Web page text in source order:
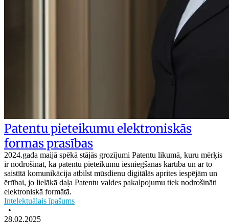
Patentu pieteikumu elektroniskās
formas prasības
2024.gada maijā spēkā stājās grozījumi Patentu likumā, kuru mērķis
ir nodrošināt, ka patentu pieteikumu iesniegšanas kārtība un ar to
saistītā komunikācija atbilst mūsdienu digitālās aprites iespējām un
ērtībai, jo lielākā daļa Patentu valdes pakalpojumu tiek nodrošināti
elektroniskā formātā.
Intelektuālais īpašums
•
28.02.2025